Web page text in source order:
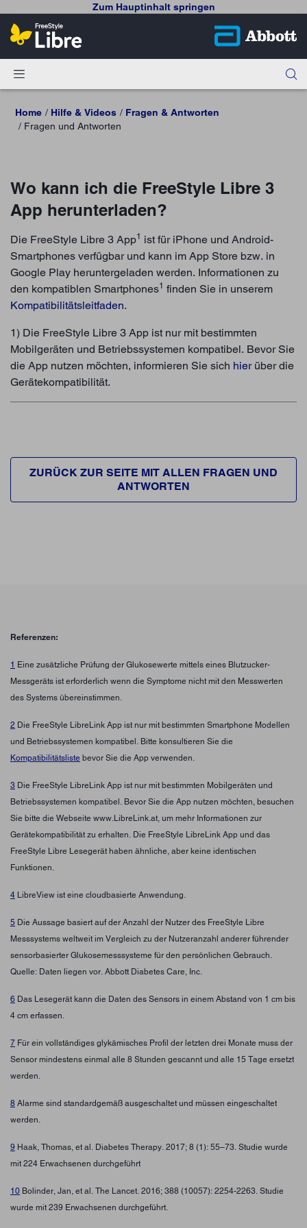
Zum Hauptinhalt springen
Home Hilfe & Videos
Fragen & Antworten
Fragen und Antworten
Wo kann ich die FreeStyle Libre 3
App herunterladen?
Die FreeStyle Libre 3 App1 ist für iPhone und Android-
Smartphones verfügbar und kann im App Store bzw. in
Google Play heruntergeladen werden. Informationen zu
den kompatiblen Smartphones1 finden Sie in unserem
Kompatibilitätsleitfaden.
1) Die FreeStyle Libre 3 App ist nur mit bestimmten
Mobilgeräten und Betriebssystemen kompatibel. Bevor Sie
die App nutzen möchten, informieren Sie sich hierüber die
Gerätekompatibilität.
ZURÜCK ZUR SEITE MIT ALLEN FRAGEN UND
ANTWORTEN
Referenzen:
1 Eine zusätzliche Prüfung der Glukosewerte mittels eines Blutzucker-
Messgeräts ist erforderlich wenn die Symptome nicht mit den Messwerten
des Systems übereinstimmen.
2 Die FreeStyle LibreLink App ist nur mit bestimmten Smartphone Modellen
und Betriebssystemen kompatibel. Bitte konsultieren Sie die
Kompatibilitätsliste bevor Sie die App verwenden.
3 Die FreeStyle LibreLink App ist nur mit bestimmten Mobilgeräten und
Betriebssystemen kompatibel. Bevor Sie die App nutzen möchten, besuchen
Sie bitte die Webseite www.LibreLink.at, um mehr Informationen zur
Gerätekompatibilität zu erhalten. Die FreeStyle LibreLink App und das
FreeStyle Libre Lesegerät haben ähnliche, aber keine identischen
Funktionen.
4 LibreView ist eine cloudbasierte Anwendung.
5 Die Aussage basiert auf der Anzahl der Nutzer des FreeStyle Libre
Messsystems weltweit im Vergleich zu der Nutzeranzahl anderer führender
sensorbasierter Glukosemesssysteme für den persönlichen Gebrauch.
Quelle: Daten liegen vor. Abbott Diabetes Care, Inc.
6 Das Lesegerät kann die Daten des Sensors in einem Abstand von 1 cm bis
4 cm erfassen.
7 Für ein vollständiges glykämisches Profil der letzten drei Monate muss der
Sensor mindestens einmal alle 8 Stunden gescannt und alle 15 Tage ersetzt
werden.
8 Alarme sind standardgemäß ausgeschaltet und müssen eingeschaltet
werden.
9 Haak, Thomas, et al. Diabetes Therapy. 2017; 8 (1): 55–73. Studie wurde
mit 224 Erwachsenen durchgeführt
10 Bolinder, Jan, et al. The Lancet. 2016; 388 (10057): 2254-2263. Studie
wurde mit 239 Erwachsenen durchgeführt.